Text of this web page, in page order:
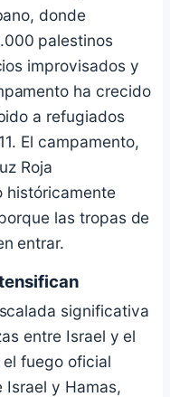
donde
palestinos
improvisados y
ha crecido
a refugiados
El campamento,
Roja
históricamente
las tropas de
entrar.
significativa
entre Israel y el
fuego oficial
Israel y Hamas,